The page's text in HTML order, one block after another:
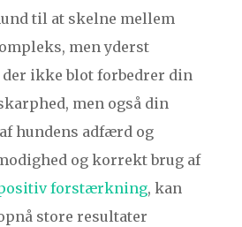
til at skelne mellem
men yderst
der ikke blot forbedrer din
men også din
hundens adfærd og
og korrekt brug af
forstærkning, kan
store resultater